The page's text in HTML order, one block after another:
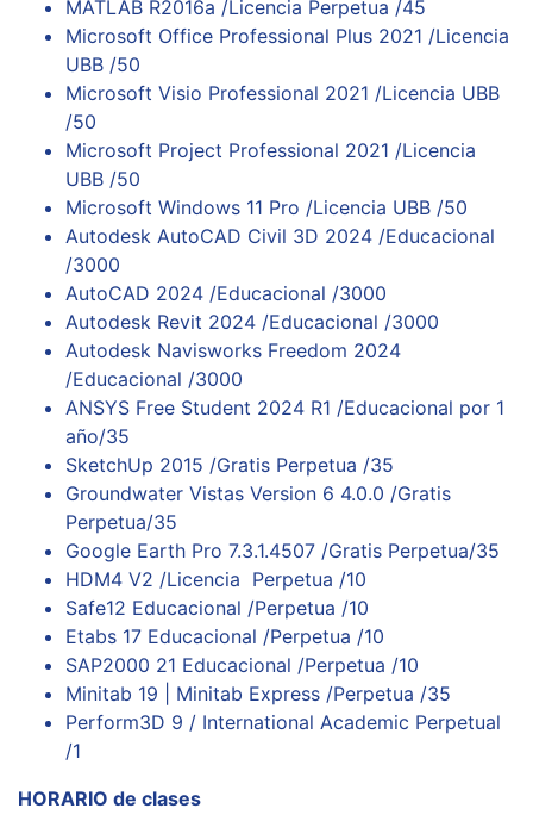
MATLAB R2016a /Licencia Perpetua /45
Microsoft Office Professional Plus 2021 /Licencia
UBB /50
Microsoft Visio Professional 2021 /Licencia UBB
/50
Microsoft Project Professional 2021 /Licencia
UBB /50
Microsoft Windows 11 Pro /Licencia UBB /50
Autodesk AutoCAD Civil 3D 2024 /Educacional
/3000
AutoCAD 2024 /Educacional /3000
Autodesk Revit 2024 /Educacional /3000
Autodesk Navisworks Freedom 2024
/Educacional /3000
ANSYS Free Student 2024 R1 /Educacional por 1
año/35
SketchUp 2015 /Gratis Perpetua /35
Groundwater Vistas Version 6 4.0.0 /Gratis
Perpetua/35
Google Earth Pro 7.3.1.4507 /Gratis Perpetua/35
HDM4 V2 /Licencia Perpetua /10
Safe12 Educacional /Perpetua /10
Etabs 17 Educacional /Perpetua /10
SAP2000 21 Educacional /Perpetua /10
Minitab 19 | Minitab Express /Perpetua /35
Perform3D 9 / International Academic Perpetual
/1
HORARIO de clases